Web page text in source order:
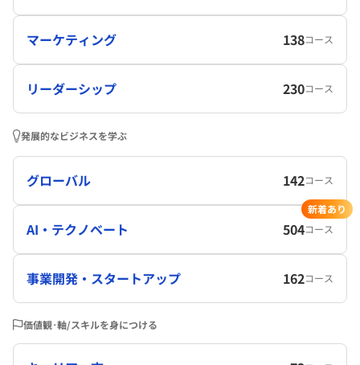
マーケティング 138コース
リーダーシップ 230コース
発展的なビジネスを学ぶ
グローバル 142コース
AI・テクノベート 504コース
新着あり
事業開発・スタートアップ 162コース
価値観･軸/スキルを身につける